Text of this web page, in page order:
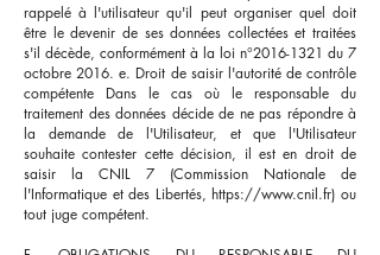
rappelé à l'utilisateur qu'il peut organiser quel doit
être le devenir de ses données collectées et traitées
s'il décède, conformément à la loi n°2016-1321 du 7
octobre 2016. e. Droit de saisir l'autorité de contrôle
compétente Dans le cas où le responsable du
traitement des données décide de ne pas répondre à
la demande de l'Utilisateur, et que l'Utilisateur
souhaite contester cette décision, il est en droit de
saisir la CNIL 7 (Commission Nationale de
l'Informatique et des Libertés, https://www.cnil.fr) ou
tout juge compétent.